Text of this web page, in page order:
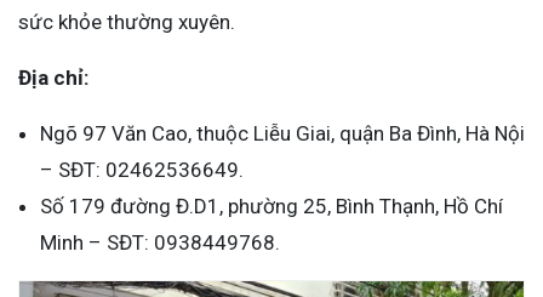
sức khỏe thường xuyên.
Địa chỉ:
Ngõ 97 Văn Cao, thuộc Liễu Giai, quận Ba Đình, Hà Nội
– SĐT: 02462536649.
Số 179 đường Đ.D1, phường 25, Bình Thạnh, Hồ Chí
Minh – SĐT: 0938449768.